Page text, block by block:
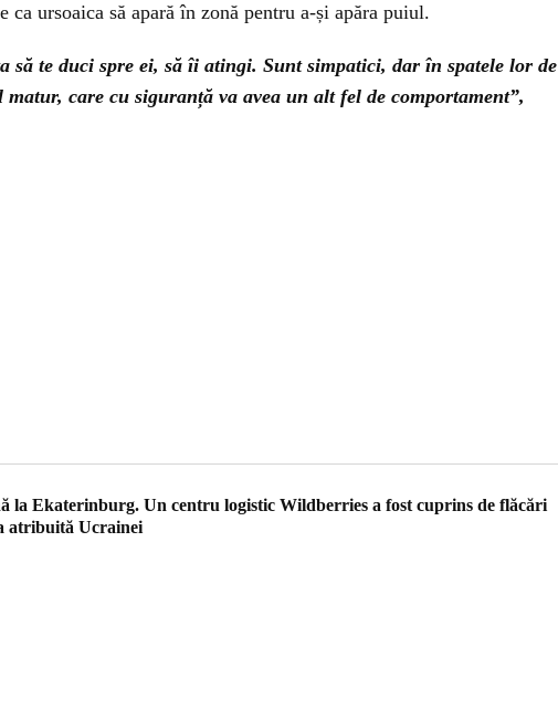
ca ursoaica să apară în zonă pentru a-și apăra puiul.
să te duci spre ei, să îi atingi. Sunt simpatici, dar în spatele lor de
care cu siguranță va avea un alt fel de comportament”,
la Ekaterinburg. Un centru logistic Wildberries a fost cuprins de flăcări
atribuită Ucrainei